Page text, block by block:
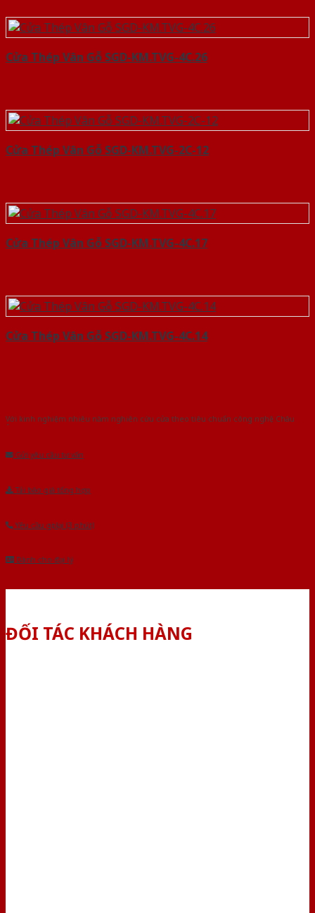
Cửa Thép Vân Gỗ SGD-KM.TVG-4C.26
Cửa Thép Vân Gỗ SGD-KM.TVG-2C-12
Cửa Thép Vân Gỗ SGD-KM.TVG-4C.17
Cửa Thép Vân Gỗ SGD-KM.TVG-4C.14
Với kinh nghiệm nhiêu năm nghiên cứu cửa theo tiêu chuẩn công nghệ Châu
Gửi yêu cầu tư vấn
Tải báo giá tổng hợp
Yêu cầu gọi lại (3 phút)
Dành cho đại lý
ĐỐI TÁC KHÁCH HÀNG